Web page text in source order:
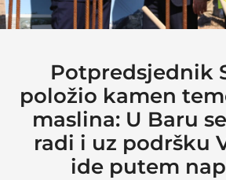
Potpredsjednik
položio kamen
maslina: U Baru
radi i uz podršku
ide putem